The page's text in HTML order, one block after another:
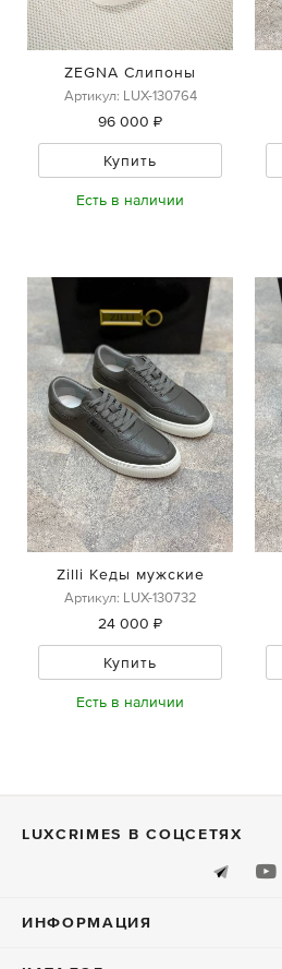
ZEGNA Слипоны
Артикул: LUX-130764
96 000 ₽
Купить
Есть в наличии
Zilli Кеды мужские
Артикул: LUX-130732
24 000 ₽
Купить
Есть в наличии
LUXСRIMES В СОЦСЕТЯХ
ИНФОРМАЦИЯ